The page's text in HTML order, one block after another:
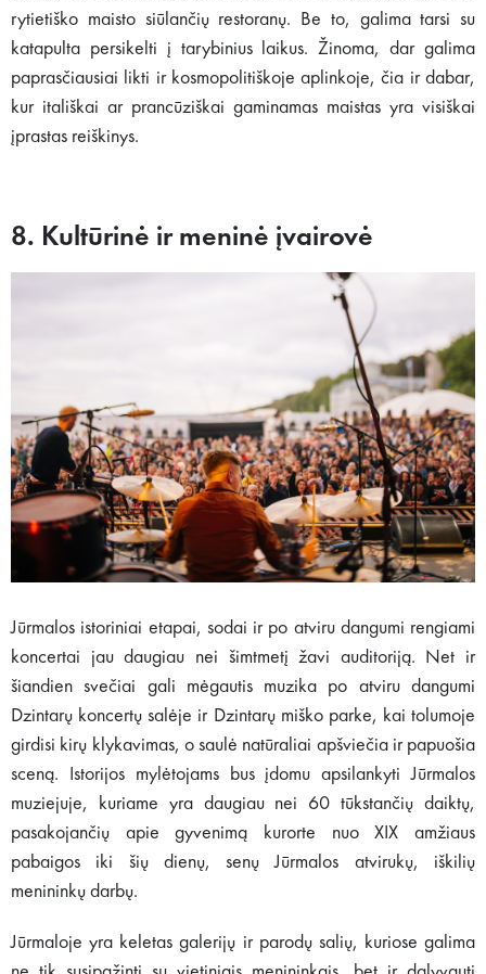
rytietiško maisto siūlančių restoranų. Be to, galima tarsi su
katapulta persikelti į tarybinius laikus. Žinoma, dar galima
paprasčiausiai likti ir kosmopolitiškoje aplinkoje, čia ir dabar,
kur itališkai ar prancūziškai gaminamas maistas yra visiškai
įprastas reiškinys.
8. Kultūrinė ir meninė įvairovė
Jūrmalos istoriniai etapai, sodai ir po atviru dangumi rengiami
koncertai jau daugiau nei šimtmetį žavi auditoriją. Net ir
šiandien svečiai gali mėgautis muzika po atviru dangumi
Dzintarų koncertų salėje ir Dzintarų miško parke, kai tolumoje
girdisi kirų klykavimas, o saulė natūraliai apšviečia ir papuošia
sceną. Istorijos mylėtojams bus įdomu apsilankyti Jūrmalos
muziejuje, kuriame yra daugiau nei 60 tūkstančių daiktų,
pasakojančių apie gyvenimą kurorte nuo XIX amžiaus
pabaigos iki šių dienų, senų Jūrmalos atvirukų, iškilių
menininkų darbų.
Jūrmaloje yra keletas galerijų ir parodų salių, kuriose galima